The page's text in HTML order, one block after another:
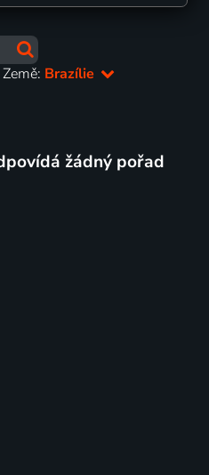
Země: Brazílie
žádný pořad